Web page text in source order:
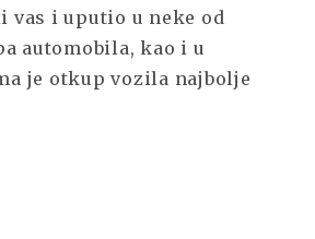
vas i uputio u neke od
automobila, kao i u
je otkup vozila najbolje